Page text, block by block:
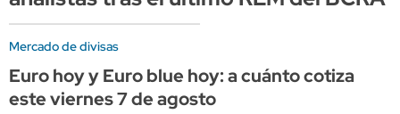
Mercado de divisas
Euro hoy y Euro blue hoy: a cuánto cotiza
este viernes 7 de agosto